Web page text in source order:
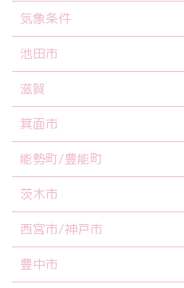
気象条件
池田市
滋賀
箕面市
能勢町/豊能町
茨木市
西宮市/神戸市
豊中市